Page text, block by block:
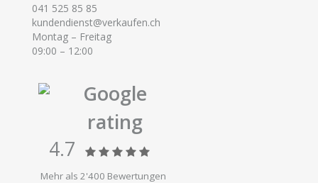
041 525 85 85
kundendienst@verkaufen.ch
Montag – Freitag
09:00 – 12:00
Google
rating
4.7
Mehr als 2'400 Bewertungen